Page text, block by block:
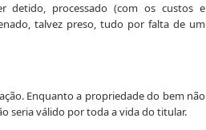
detido, processado (com os custos e
talvez preso, tudo por falta de um
Enquanto a propriedade do bem não
seria válido por toda a vida do titular.